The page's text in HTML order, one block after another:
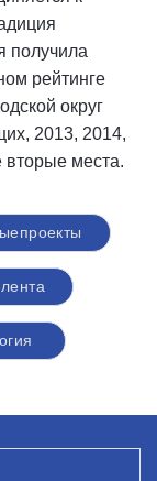
получила
рейтинге
округ
2013, 2014,
вторые места.